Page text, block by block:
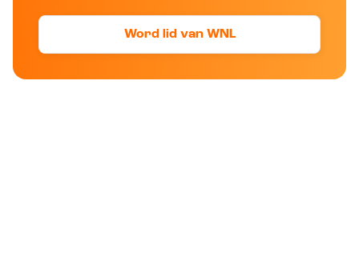
Word lid van WNL